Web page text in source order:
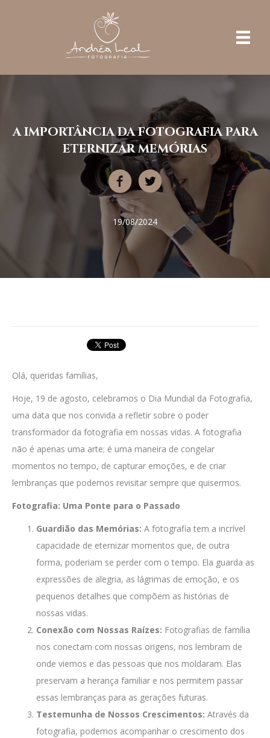
A IMPORTÂNCIA DA FOTOGRAFIA PARA
ETERNIZAR MEMÓRIAS
19/08/2024
Olá, queridas famílias,
Hoje, 19 de agosto, celebramos o Dia Mundial da Fotografia,
uma data que nos convida a refletir sobre o poder
transformador da fotografia em nossas vidas. A fotografia
não é apenas uma arte; é uma maneira de congelar
momentos no tempo, de capturar emoções, e de criar
lembranças que podemos revisitar sempre que quisermos.
Fotografia: Uma Ponte para o Passado
Guardião das Memórias: A fotografia tem a incrível
capacidade de eternizar momentos que, de outra
forma, poderiam se perder com o tempo. Ela guarda as
expressões de alegria, as lágrimas de emoção, e os
pequenos detalhes que compõem as histórias de
nossas vidas.
Conexão com Nossas Raízes: Fotografias de família
nos conectam com nossas origens, nos lembram de
onde viemos e das pessoas que nos moldaram. Elas
preservam a herança familiar e nos permitem passar
essas lembranças para as gerações futuras.
Testemunha de Nossos Crescimentos: Através da
fotografia, podemos acompanhar o crescimento dos